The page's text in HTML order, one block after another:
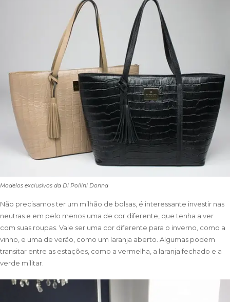
Modelos exclusivos da Di Pollini Donna
Não precisamos ter um milhão de bolsas, é interessante investir nas
neutras e em pelo menos uma de cor diferente, que tenha a ver
com suas roupas. Vale ser uma cor diferente para o inverno, como a
vinho, e uma de verão, como um laranja aberto. Algumas podem
transitar entre as estações, como a vermelha, a laranja fechado e a
verde militar.